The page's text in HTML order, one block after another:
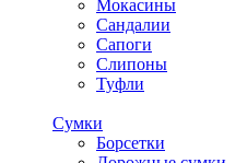
Мокасины
Сандалии
Сапоги
Слипоны
Туфли
Сумки
Борсетки